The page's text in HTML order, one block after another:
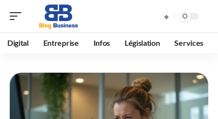
Digital Entreprise Infos Législation Services